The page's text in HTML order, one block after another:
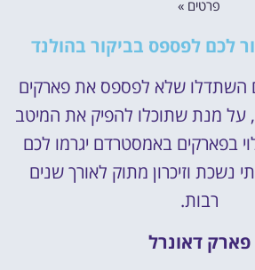
פרטים »
לכם לפספס בביקור בהולנד
השתדלו שלא לפספס את פארקים
על מנת שתוכלו להפיק את המיטב
בפארקים באמסטרדם יגרמו לכם
נשכת וזיכרון מתוק לאורך שנים
רבות.
פארק דאונרל